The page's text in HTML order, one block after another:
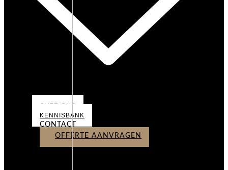
OVER ONS
KENNISBANK
CONTACT
OFFERTE AANVRAGEN